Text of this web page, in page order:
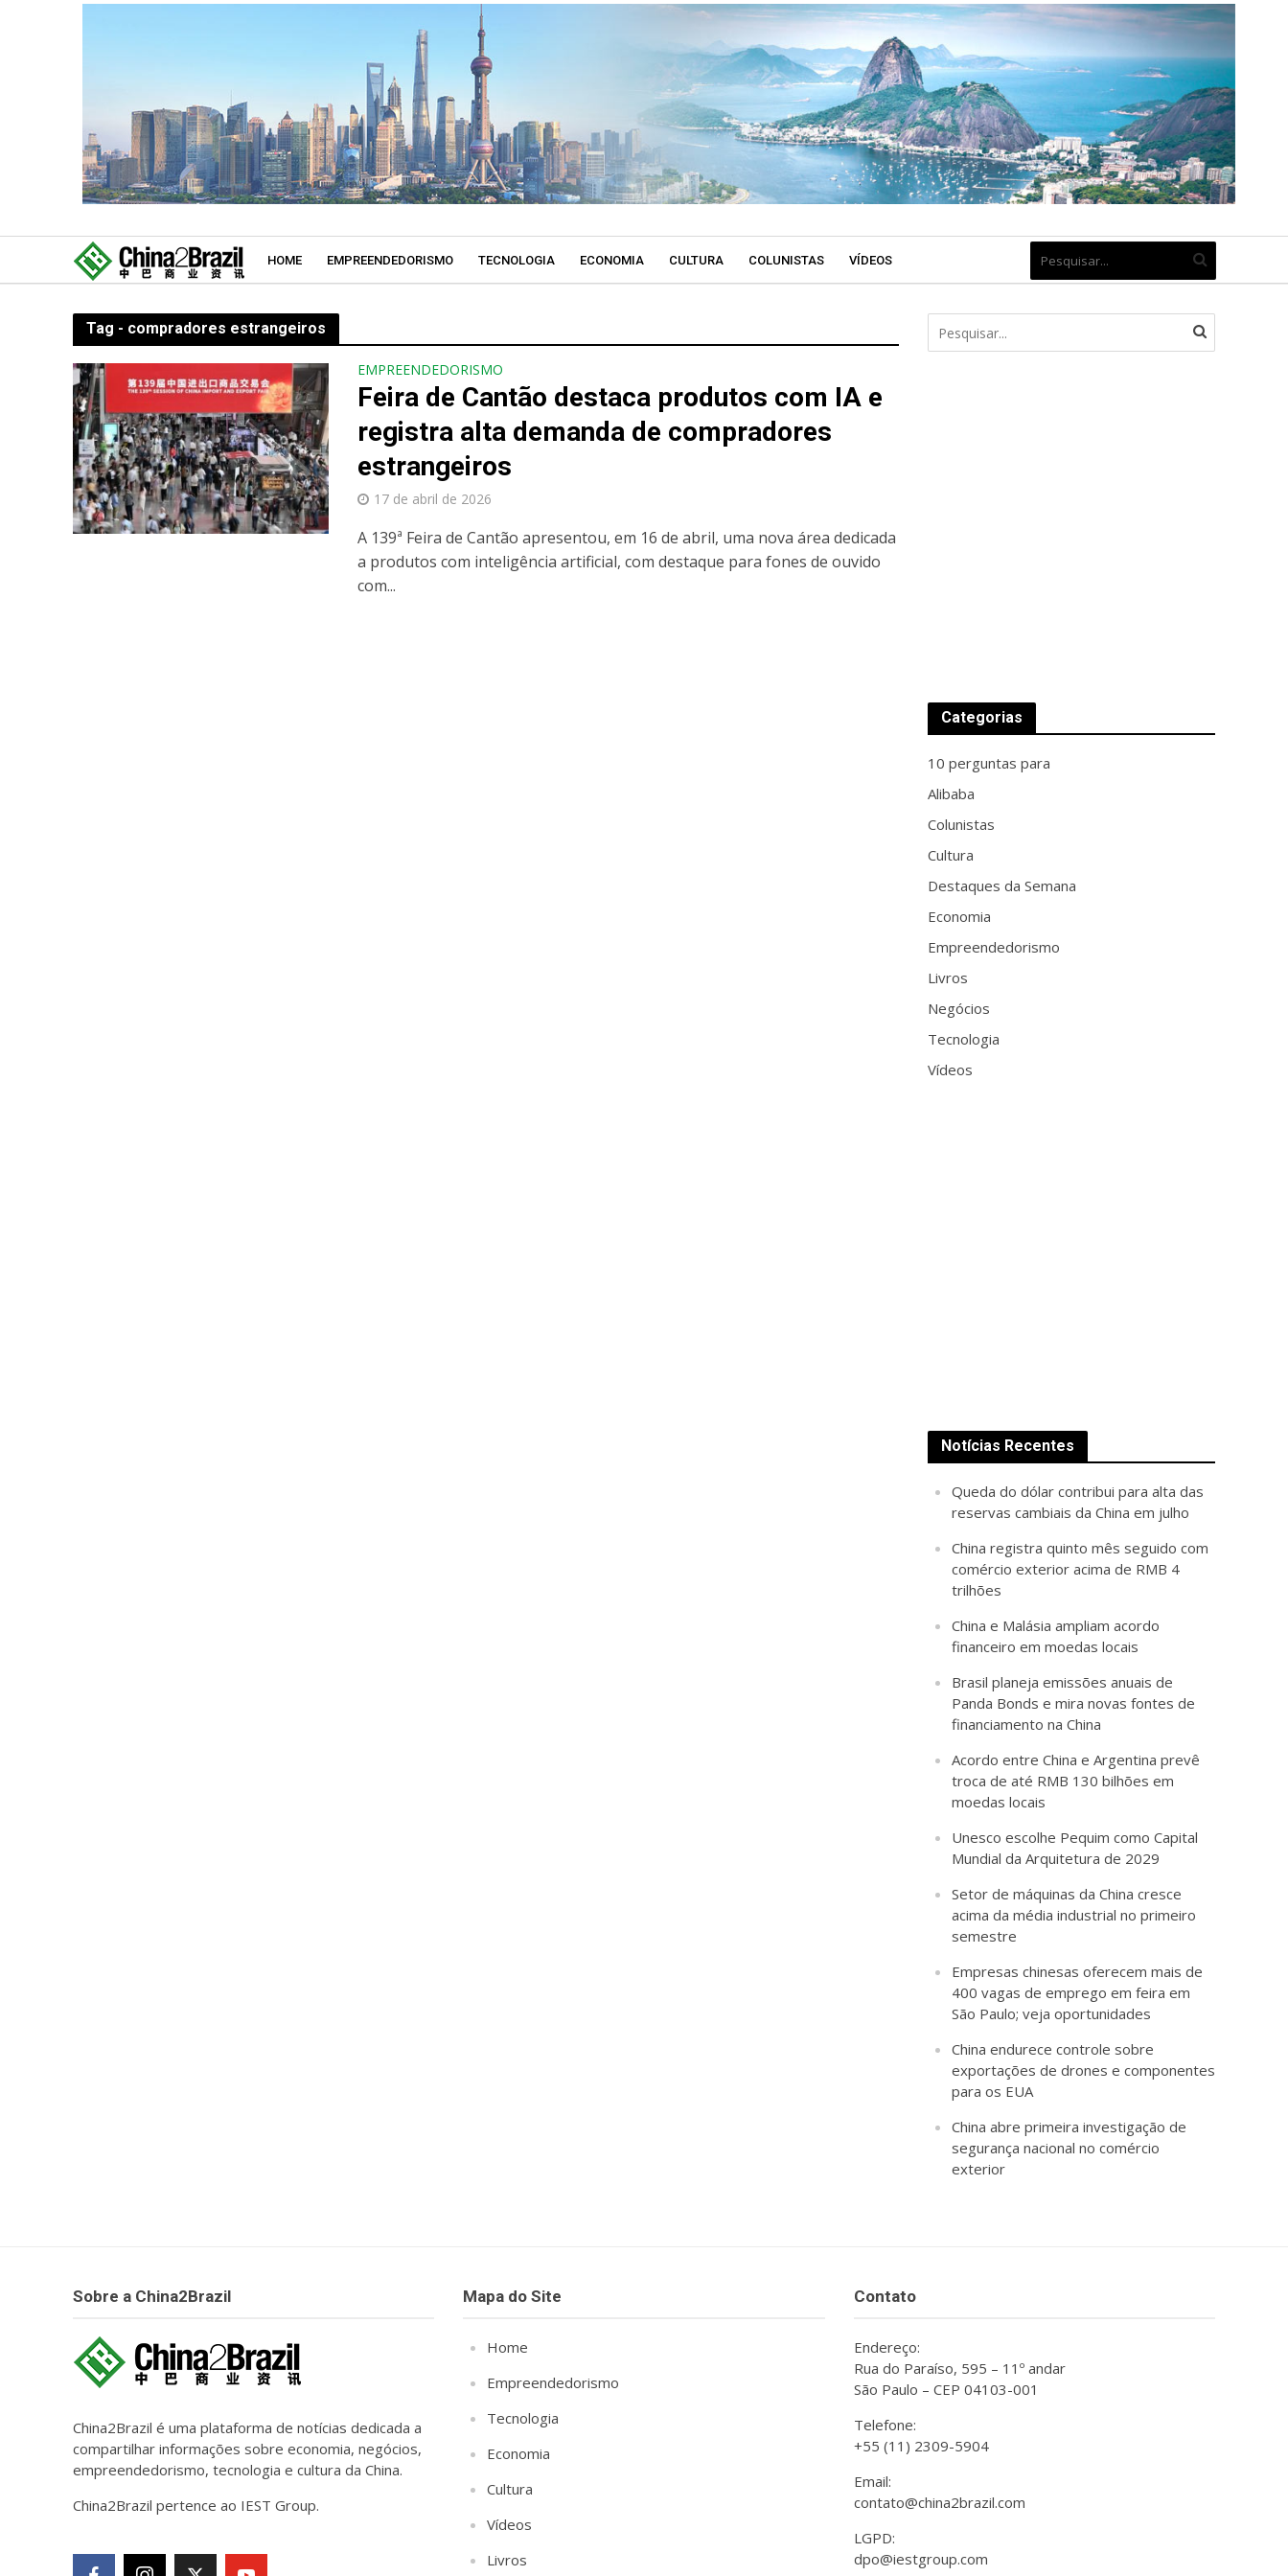
HOME EMPREENDEDORISMO TECNOLOGIA ECONOMIA CULTURA COLUNISTAS VÍDEOS
Tag - compradores estrangeiros
EMPREENDEDORISMO
Feira de Cantão destaca produtos com IA e
registra alta demanda de compradores
estrangeiros
17 de abril de 2026
A 139ª Feira de Cantão apresentou, em 16 de abril, uma nova área dedicada
a produtos com inteligência artificial, com destaque para fones de ouvido
com...
Categorias
10 perguntas para
Alibaba
Colunistas
Cultura
Destaques da Semana
Economia
Empreendedorismo
Livros
Negócios
Tecnologia
Vídeos
Notícias Recentes
Queda do dólar contribui para alta das
reservas cambiais da China em julho
China registra quinto mês seguido com
comércio exterior acima de RMB 4
trilhões
China e Malásia ampliam acordo
financeiro em moedas locais
Brasil planeja emissões anuais de
Panda Bonds e mira novas fontes de
financiamento na China
Acordo entre China e Argentina prevê
troca de até RMB 130 bilhões em
moedas locais
Unesco escolhe Pequim como Capital
Mundial da Arquitetura de 2029
Setor de máquinas da China cresce
acima da média industrial no primeiro
semestre
Empresas chinesas oferecem mais de
400 vagas de emprego em feira em
São Paulo; veja oportunidades
China endurece controle sobre
exportações de drones e componentes
para os EUA
China abre primeira investigação de
segurança nacional no comércio
exterior
Sobre a China2Brazil
China2Brazil é uma plataforma de notícias dedicada a
compartilhar informações sobre economia, negócios,
empreendedorismo, tecnologia e cultura da China.
China2Brazil pertence ao IEST Group.
Mapa do Site
Home
Empreendedorismo
Tecnologia
Economia
Cultura
Vídeos
Livros
Contato
Endereço:
Rua do Paraíso, 595 – 11º andar
São Paulo – CEP 04103-001
Telefone:
+55 (11) 2309-5904
Email:
contato@china2brazil.com
LGPD:
dpo@iestgroup.com